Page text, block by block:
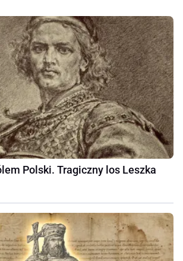
Polski. Tragiczny los Leszka